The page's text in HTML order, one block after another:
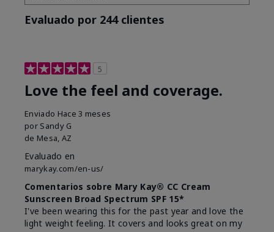
Evaluado por 244 clientes
5
Love the feel and coverage.
Enviado Hace 3 meses
por Sandy G
de Mesa, AZ
Evaluado en
marykay.com/en-us/
Comentarios sobre Mary Kay® CC Cream
Sunscreen Broad Spectrum SPF 15*
I've been wearing this for the past year and love the
light weight feeling. It covers and looks great on my